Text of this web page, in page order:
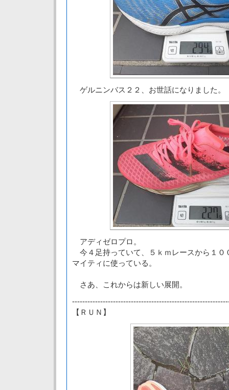
ゲルニンバス２２、お世話になりました。
アディゼロプロ。
今４足持っていて、５ｋｍレースから１０
マイティに使っている。
さあ、これからは新しい展開。
【ＲＵＮ】